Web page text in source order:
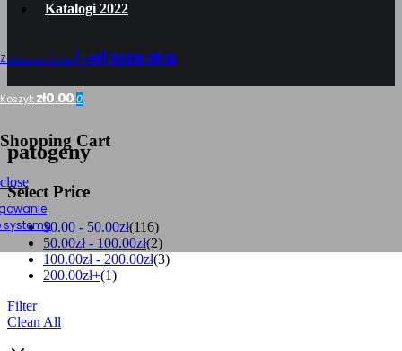
Katalogi 2022
Zadzwoń teraz:(+48) 61 610 39 10
Koszyk zł0.000
Shopping Cart
close
systemu
patogeny
Select Price
$0.00 - 50.00zł(116)
50.00zł- 100.00zł(2)
100.00zł- 200.00zł(3)
200.00zł+(1)
Filter
Clean All